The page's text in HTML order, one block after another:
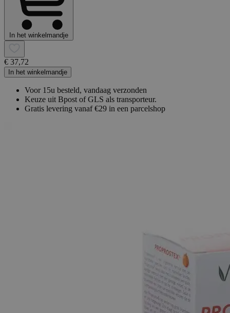
In het winkelmandje
€ 37,72
In het winkelmandje
Voor 15u besteld, vandaag verzonden
Keuze uit Bpost of GLS als transporteur.
Gratis levering vanaf €29 in een parcelshop